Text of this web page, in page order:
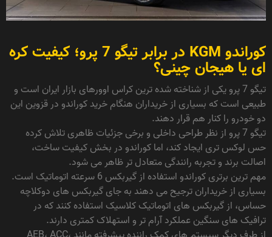
کوراندو KGM در برابر تیگو 7 پرو؛ کیفیت کره
ای یا هیجان چینی؟
تیگو 7 پرو یکی از شناخته شده ترین کراس اوورهای بازار ایران است و
طبیعی است که بسیاری از خریداران هنگام خرید کوراندو در قزوین این
دو خودرو را کنار هم قرار دهند.
تیگو 7 پرو از نظر طراحی داخلی و برخی جزئیات ظاهری تلاش کرده
حس لوکس تری ایجاد کند، اما کوراندو در بخش کیفیت ساخت،
اصالت برند و تجربه رانندگی متعادل تر ظاهر می شود.
مهم ترین برتری کوراندو استفاده از گیربکس 6 سرعته اتوماتیک است.
بسیاری از خریداران ترجیح می دهند به جای گیربکس های دوکلاچه
حساس، از گیربکس های اتوماتیک کلاسیک استفاده کنند که در
ترافیک های سنگین عملکرد آرام تر و استهلاک کمتری دارند.